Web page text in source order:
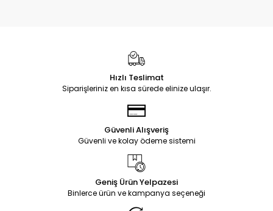
Hızlı Teslimat
Siparişleriniz en kısa sürede elinize ulaşır.
Güvenli Alışveriş
Güvenli ve kolay ödeme sistemi
Geniş Ürün Yelpazesi
Binlerce ürün ve kampanya seçeneği